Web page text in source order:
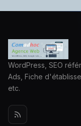
WordPress, SEO
Ads, Fiche
etc.